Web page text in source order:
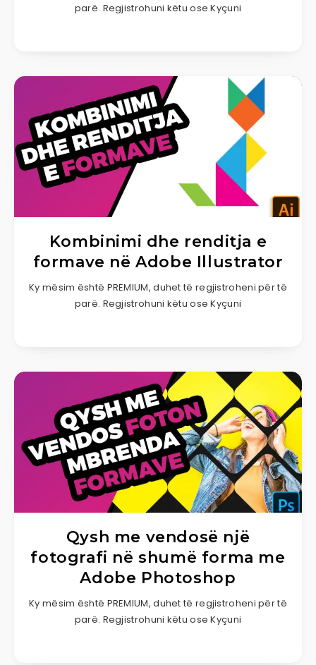
parë. Regjistrohuni këtu ose Kyçuni
Kombinimi dhe renditja e
formave në Adobe Illustrator
Ky mësim është PREMIUM, duhet të regjistroheni për të
parë. Regjistrohuni këtu ose Kyçuni
Qysh me vendosë një
fotografi në shumë forma me
Adobe Photoshop
Ky mësim është PREMIUM, duhet të regjistroheni për të
parë. Regjistrohuni këtu ose Kyçuni